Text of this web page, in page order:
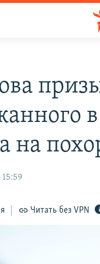
на
15:59
Читать без VPN